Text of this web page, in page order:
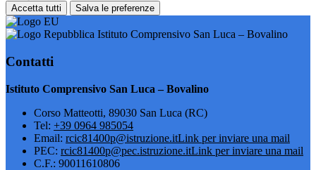
Accetta tutti Salva le preferenze
Istituto Comprensivo San Luca – Bovalino
Contatti
Istituto Comprensivo San Luca – Bovalino
Corso Matteotti, 89030 San Luca (RC)
Tel: +39 0964 985054
Email: rcic81400p@istruzione.itLink per inviare una mail
PEC: rcic81400p@pec.istruzione.itLink per inviare una mail
C.F.: 90011610806